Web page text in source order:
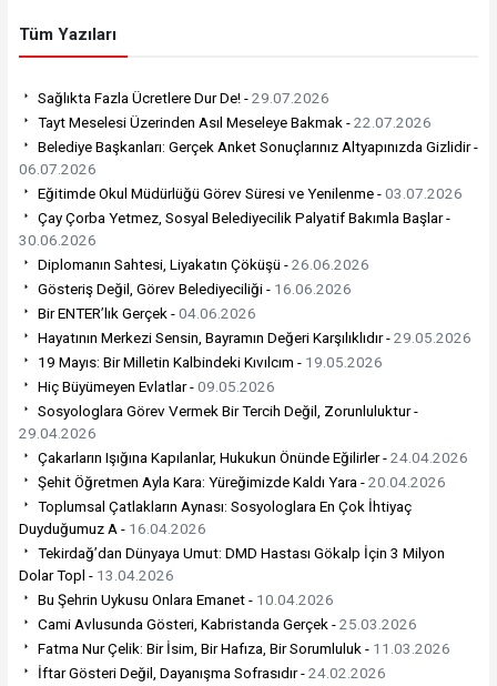
Tüm Yazıları
Sağlıkta Fazla Ücretlere Dur De! -29.07.2026
Tayt Meselesi Üzerinden Asıl Meseleye Bakmak -22.07.2026
Belediye Başkanları: Gerçek Anket Sonuçlarınız Altyapınızda Gizlidir -
06.07.2026
Eğitimde Okul Müdürlüğü Görev Süresi ve Yenilenme -03.07.2026
Çay Çorba Yetmez, Sosyal Belediyecilik Palyatif Bakımla Başlar -
30.06.2026
Diplomanın Sahtesi, Liyakatın Çöküşü -26.06.2026
Gösteriş Değil, Görev Belediyeciliği - 16.06.2026
Bir ENTER’lık Gerçek -04.06.2026
Hayatının Merkezi Sensin, Bayramın Değeri Karşılıklıdır -29.05.2026
19 Mayıs: Bir Milletin Kalbindeki Kıvılcım - 19.05.2026
Hiç Büyümeyen Evlatlar -09.05.2026
Sosyologlara Görev Vermek Bir Tercih Değil, Zorunluluktur -
29.04.2026
Çakarların Işığına Kapılanlar, Hukukun Önünde Eğilirler -24.04.2026
Şehit Öğretmen Ayla Kara: Yüreğimizde Kaldı Yara -20.04.2026
Toplumsal Çatlakların Aynası: Sosyologlara En Çok İhtiyaç
Duyduğumuz A - 16.04.2026
Tekirdağ’dan Dünyaya Umut: DMD Hastası Gökalp İçin 3 Milyon
Dolar Topl - 13.04.2026
Bu Şehrin Uykusu Onlara Emanet - 10.04.2026
Cami Avlusunda Gösteri, Kabristanda Gerçek -25.03.2026
Fatma Nur Çelik: Bir İsim, Bir Hafıza, Bir Sorumluluk - 11.03.2026
İftar Gösteri Değil, Dayanışma Sofrasıdır -24.02.2026